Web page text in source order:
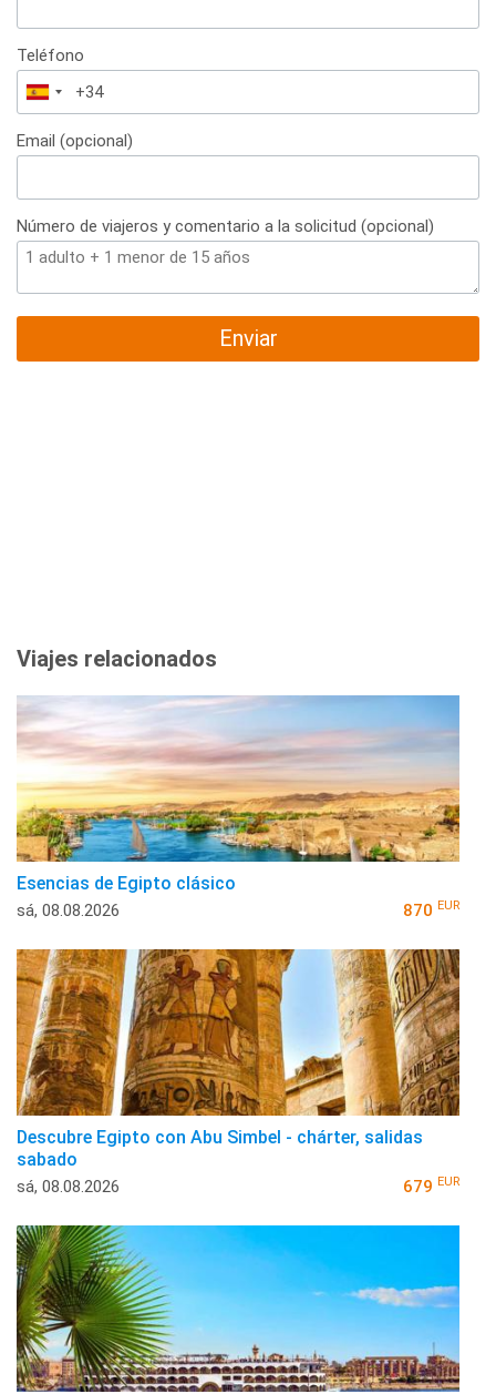
Teléfono
España
+34
Email (opcional)
Número de viajeros y comentario a la solicitud (opcional)
Enviar
Viajes relacionados
Esencias de Egipto clásico
sá, 08.08.2026 870 EUR
Descubre Egipto con Abu Simbel - chárter, salidas
sabado
sá, 08.08.2026 679 EUR